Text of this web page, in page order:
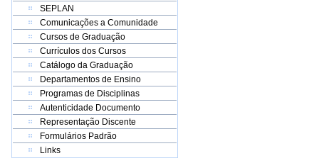
SEPLAN
Comunicações a Comunidade
Cursos de Graduação
Currículos dos Cursos
Catálogo da Graduação
Departamentos de Ensino
Programas de Disciplinas
Autenticidade Documento
Representação Discente
Formulários Padrão
Links